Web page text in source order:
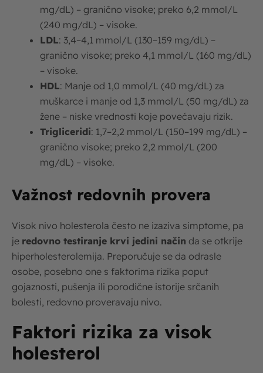
mg/dL) – granično visoke; preko 6,2 mmol/L
(240 mg/dL) – visoke.
LDL: 3,4–4,1 mmol/L (130–159 mg/dL) –
granično visoke; preko 4,1 mmol/L (160 mg/dL)
– visoke.
HDL: Manje od 1,0 mmol/L (40 mg/dL) za
muškarce i manje od 1,3 mmol/L (50 mg/dL) za
žene – niske vrednosti koje povećavaju rizik.
Trigliceridi: 1,7–2,2 mmol/L (150–199 mg/dL) –
granično visoke; preko 2,2 mmol/L (200
mg/dL) – visoke.
Važnost redovnih provera
Visok nivo holesterola često ne izaziva simptome, pa
je redovno testiranje krvi jedini način da se otkrije
hiperholesterolemija. Preporučuje se da odrasle
osobe, posebno one s faktorima rizika poput
gojaznosti, pušenja ili porodične istorije srčanih
bolesti, redovno proveravaju nivo.
Faktori rizika za visok
holesterol